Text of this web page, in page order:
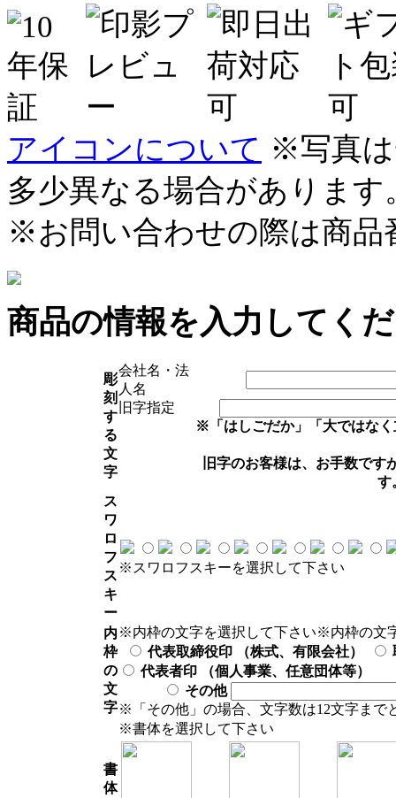
アイコンについて ※写真
多少異なる場合があります
※お問い合わせの際は商品
商品の情報を入力してく
彫
刻
す
る
文
字
会社名・法
人名
旧字指定
※「はしごだか」「大ではな
旧字のお客様は、お手数で
す
ス
ワ
ロ
フ
ス
キ
ー
※スワロフスキーを選択して下さい
内
枠
の
文
字
※内枠の文字を選択して下さい※内枠の文
代表取締役印 （株式、有限会社）
代表者印 （個人事業、任意団体等）
その他
※「その他」の場合、文字数は12文字まで
書
体
※書体を選択して下さい